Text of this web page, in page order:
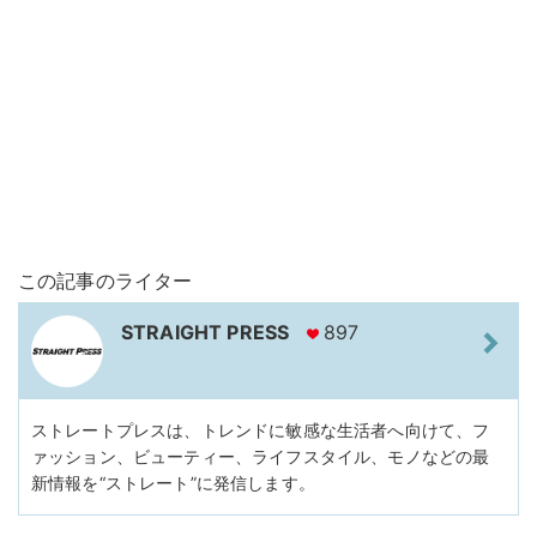
この記事のライター
STRAIGHT PRESS 897
ストレートプレスは、トレンドに敏感な生活者へ向けて、フ
ァッション、ビューティー、ライフスタイル、モノなどの最
新情報を“ストレート”に発信します。